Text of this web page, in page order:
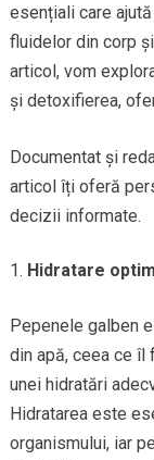
esențiali care
fluidelor din corp
articol, vom
și detoxifierea,
Documentat și
articol îți oferă
decizii informate.
Hidratare
Pepenele galben
din apă, ceea ce îl
unei hidratări
Hidratarea este
organismului, iar